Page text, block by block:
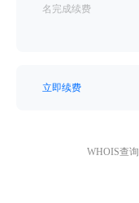
名完成续费
立即续费
WHOIS查询